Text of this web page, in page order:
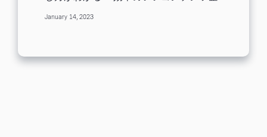
ダーが作れる 保存版の内容ですので、ぜ
_____________________________
January 14, 2023